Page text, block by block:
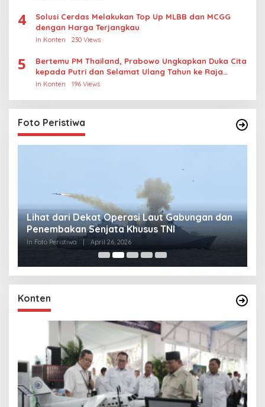
4
Solusi Cerdas Melakukan Top Up MLBB dan MCGG
dengan Harga Terjangkau
In Konten 230 Views
5
Bertemu PM Thailand, Prabowo Ungkapkan Duka Cita
kepada Putri dan Selamat Ulang Tahun ke Raja
Thailand
In Konten 196 Views
Foto Peristiwa
Lihat dari Dekat Operasi Laut Gabungan dan
Penembakan Senjata Khusus TNI
In Foto Peristiwa April 26, 2026
Konten